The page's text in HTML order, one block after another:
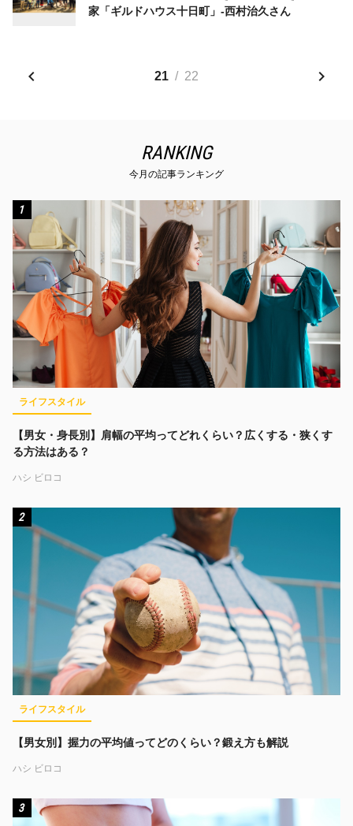
家「ギルドハウス十日町」-西村治久さん
21 / 22
RANKING
今月の記事ランキング
1
ライフスタイル
【男女・身長別】肩幅の平均ってどれくらい？広くする・狭くす
る方法はある？
ハシ ビロコ
2
ライフスタイル
【男女別】握力の平均値ってどのくらい？鍛え方も解説
ハシ ビロコ
3